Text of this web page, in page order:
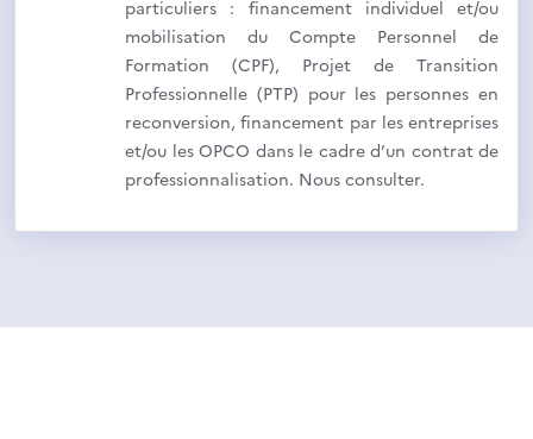
particuliers : financement individuel et/ou
mobilisation du Compte Personnel de
Formation (CPF), Projet de Transition
Professionnelle (PTP) pour les personnes en
reconversion, financement par les entreprises
et/ou les OPCO dans le cadre d’un contrat de
professionnalisation. Nous consulter.